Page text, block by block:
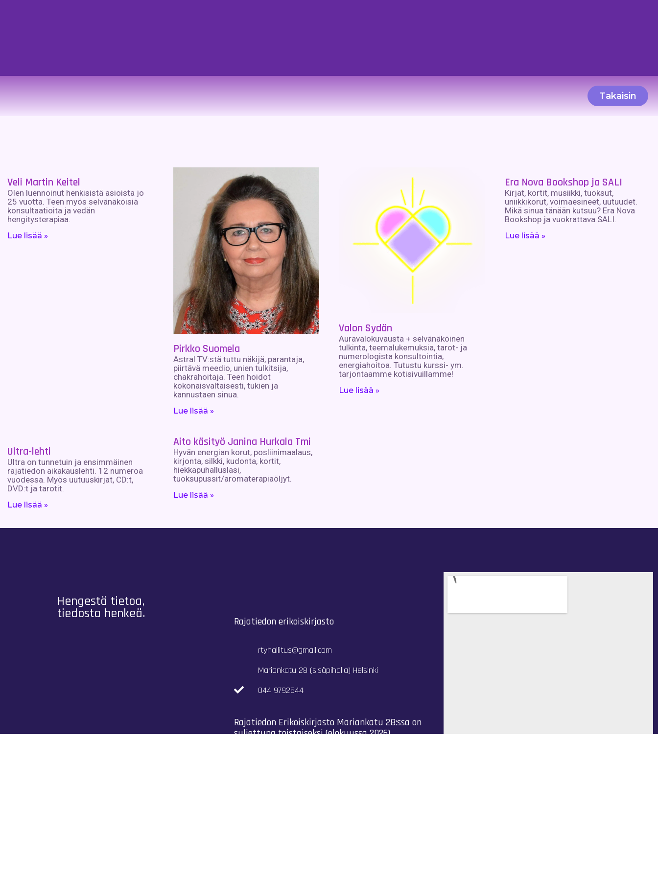
Takaisin
Veli Martin Keitel
Olen luennoinut henkisistä asioista jo
25 vuotta. Teen myös selvänäköisiä
konsultaatioita ja vedän
hengitysterapiaa.
Lue lisää »
Pirkko Suomela
Astral TV:stä tuttu näkijä, parantaja,
piirtävä meedio, unien tulkitsija,
chakrahoitaja. Teen hoidot
kokonaisvaltaisesti, tukien ja
kannustaen sinua.
Lue lisää »
Valon Sydän
Auravalokuvausta + selvänäköinen
tulkinta, teemalukemuksia, tarot- ja
numerologista konsultointia,
energiahoitoa. Tutustu kurssi- ym.
tarjontaamme kotisivuillamme!
Lue lisää »
Era Nova Bookshop ja SALI
Kirjat, kortit, musiikki, tuoksut,
uniikkikorut, voimaesineet, uutuudet.
Mikä sinua tänään kutsuu? Era Nova
Bookshop ja vuokrattava SALI.
Lue lisää »
Ultra-lehti
Ultra on tunnetuin ja ensimmäinen
rajatiedon aikakauslehti. 12 numeroa
vuodessa. Myös uutuuskirjat, CD:t,
DVD:t ja tarotit.
Lue lisää »
Aito käsityö Janina Hurkala Tmi
Hyvän energian korut, posliinimaalaus,
kirjonta, silkki, kudonta, kortit,
hiekkapuhalluslasi,
tuoksupussit/aromaterapiaöljyt.
Lue lisää »
Hengestä tietoa,
tiedosta henkeä. Rajatiedon erikoiskirjasto
rtyhallitus@gmail.com
Mariankatu 28 (sisäpihalla) Helsinki
044 9792544
Rajatiedon Erikoiskirjasto Mariankatu 28:ssa on
suljettuna toistaiseksi (elokuussa 2026)